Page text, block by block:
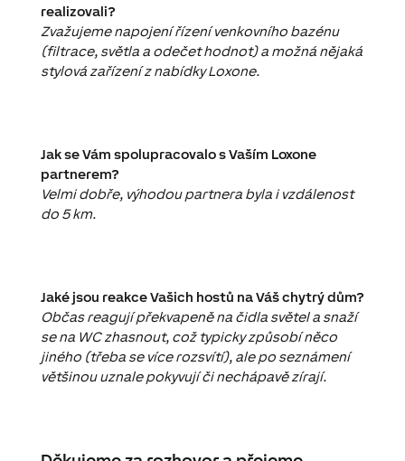
realizovali?
Zvažujeme napojení řízení venkovního bazénu
(filtrace, světla a odečet hodnot) a možná nějaká
stylová zařízení z nabídky Loxone.
Jak se Vám spolupracovalo s Vaším Loxone
partnerem?
Velmi dobře, výhodou partnera byla i vzdálenost
do 5 km.
Jaké jsou reakce Vašich hostů na Váš chytrý dům?
Občas reagují překvapeně na čidla světel a snaží
se na WC zhasnout, což typicky způsobí něco
jiného (třeba se více rozsvítí), ale po seznámení
většinou uznale pokyvují či nechápavě zírají.